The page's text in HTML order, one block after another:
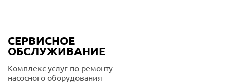
СЕРВИСНОЕ
ОБСЛУЖИВАНИЕ
Комплекс услуг по ремонту
насосного оборудования